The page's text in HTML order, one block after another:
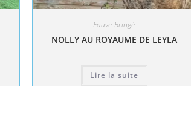
Fauve-Bringé
NOLLY AU ROYAUME DE LEYLA
Lire la suite